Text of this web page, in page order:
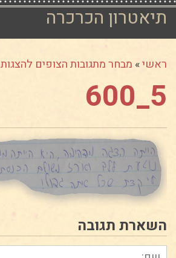
תיאטרון הכרכרה
ראשי» מבחר מתגובות הצופים להצגות
5_600
השארת תגובה